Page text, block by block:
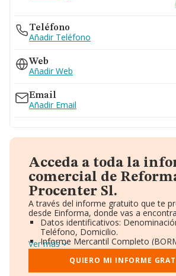
Teléfono
Añadir Teléfono
Web
Añadir Web
Email
Añadir Email
Acceda a toda la
comercial de
Procenter Sl.
A través del informe gratuito que te
desde Einforma, donde vas a
Datos identificativos:
Teléfono, Domicilio.
Informe Mercantil Completo
Gráficos de Evolución Ventas y
Consejo de Administración y
Directivos y Ejecutivos.
Ver más
QUIERO MI INFORME